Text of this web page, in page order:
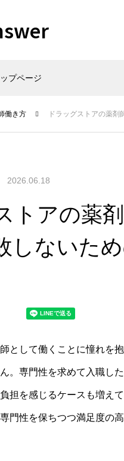
ップページ
働き方 ドラッグストアの薬
2026.06.18
トアの薬
しないた
として働くことに憧れを
。専門性を求めて入職し
担を感じるケースも増え
門性を保ちつつ満足度の